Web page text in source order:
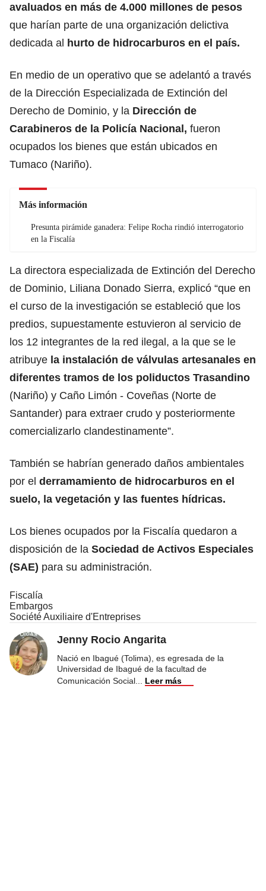
avaluados en más de 4.000 millones de pesos
que harían parte de una organización delictiva
dedicada al hurto de hidrocarburos en el país.
En medio de un operativo que se adelantó a través
de la Dirección Especializada de Extinción del
Derecho de Dominio, y la Dirección de
Carabineros de la Policía Nacional, fueron
ocupados los bienes que están ubicados en
Tumaco (Nariño).
Más información
Presunta pirámide ganadera: Felipe Rocha rindió interrogatorio
en la Fiscalía
La directora especializada de Extinción del Derecho
de Dominio, Liliana Donado Sierra, explicó “que en
el curso de la investigación se estableció que los
predios, supuestamente estuvieron al servicio de
los 12 integrantes de la red ilegal, a la que se le
atribuye la instalación de válvulas artesanales en
diferentes tramos de los poliductos Trasandino
(Nariño) y Caño Limón - Coveñas (Norte de
Santander) para extraer crudo y posteriormente
comercializarlo clandestinamente”.
También se habrían generado daños ambientales
por el derramamiento de hidrocarburos en el
suelo, la vegetación y las fuentes hídricas.
Los bienes ocupados por la Fiscalía quedaron a
disposición de la Sociedad de Activos Especiales
(SAE) para su administración.
Fiscalía
Embargos
Société Auxiliaire d'Entreprises
Jenny Rocio Angarita
Nació en Ibagué (Tolima), es egresada de la
Universidad de Ibagué de la facultad de
Comunicación Social
Leer más